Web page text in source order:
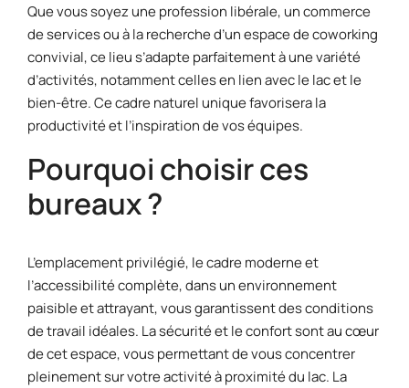
Que vous soyez une profession libérale, un commerce
de services ou à la recherche d’un espace de coworking
convivial, ce lieu s’adapte parfaitement à une variété
d’activités, notamment celles en lien avec le lac et le
bien-être. Ce cadre naturel unique favorisera la
productivité et l’inspiration de vos équipes.
Pourquoi choisir ces
bureaux ?
L’emplacement privilégié, le cadre moderne et
l’accessibilité complète, dans un environnement
paisible et attrayant, vous garantissent des conditions
de travail idéales. La sécurité et le confort sont au cœur
de cet espace, vous permettant de vous concentrer
pleinement sur votre activité à proximité du lac. La